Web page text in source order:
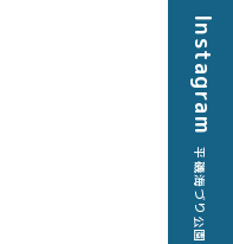
Instagram
平磯海づり公園